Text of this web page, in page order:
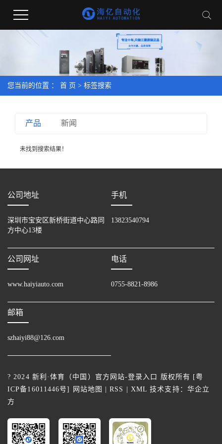
您当前的位置 ： 首 页 > 标签搜索
产品 新闻
未找到搜索结果！
公司地址
深圳市宝安区新桥街道中心路同
方中心13楼
手机
13823540794
公司网址
www.haiyiauto.com
电话
0755-8821-8986
邮箱
szhaiyi88@126.com
? 2024 新利·体育（中国）官方网站-登录入口 版权所有 [粤
ICP备16011446号] 网站地图 |RSS XML 技术支持： 华企立
方